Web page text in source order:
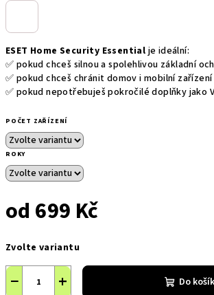
ESET Home Security Essentialje ideální:
✅ pokud chceš silnou a spolehlivou základní
✅ pokud chceš chránit domov i mobilní zařízení
✅ pokud nepotřebuješ pokročilé doplňky jako
POČET ZAŘÍZENÍ
ROKY
od 699 Kč
cena:
Zvolte variantu
+
− Do
R
M
A